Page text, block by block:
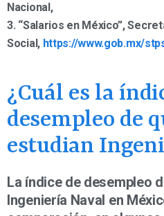
Nacional,
3. “Salarios en México”,
Social, https://www.gob.mx/
¿Cuál es la
desempleo de
estudian
La índice de desempleo
Ingeniería Naval en